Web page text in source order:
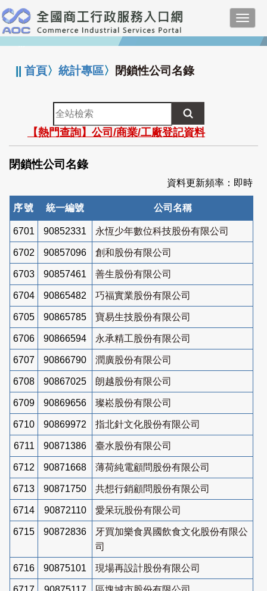
跳
到
主
要
:::
||首頁〉統計專區〉 閉鎖性公司名錄
全
站
檢
索
【熱門查詢】公司/商業/工廠登記資料
閉鎖性公司名錄
資料更新頻率：即時
序號 統一編號 公司名稱
6701 90852331 永恆少年數位科技股份有限公司
6702 90857096 創和股份有限公司
6703 90857461 善生股份有限公司
6704 90865482 巧福實業股份有限公司
6705 90865785 寶易生技股份有限公司
6706 90866594 永承精工股份有限公司
6707 90866790 潤廣股份有限公司
6708 90867025 朗越股份有限公司
6709 90869656 璨崧股份有限公司
6710 90869972 指北針文化股份有限公司
6711 90871386 臺水股份有限公司
6712 90871668 薄荷純電顧問股份有限公司
6713 90871750 共想行銷顧問股份有限公司
6714 90872110 愛呆玩股份有限公司
6715 90872836
牙買加樂食異國飲食文化股份有限公
司
6716 90875101 現場再設計股份有限公司